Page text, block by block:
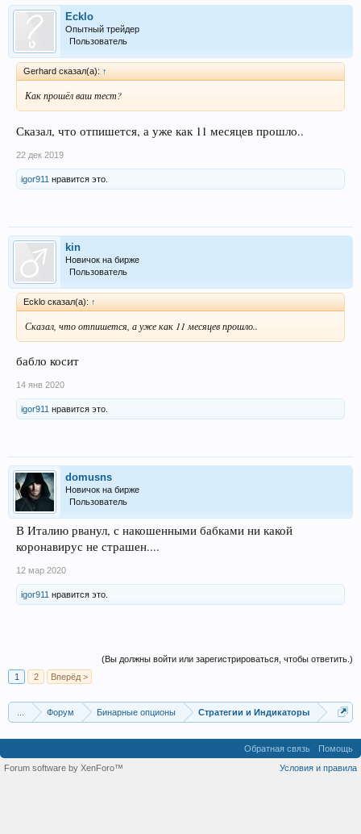
Ecklo
Опытный трейдер
Пользователь
Gerhard сказал(а): ↑
Как прошёл ваш тест?
Сказал, что отпишется, а уже как 11 месяцев прошло..
22 дек 2019
igor911 нравится это.
kin
Новичок на бирже
Пользователь
Ecklo сказал(а): ↑
Сказал, что отпишется, а уже как 11 месяцев прошло..
бабло косит
14 янв 2020
igor911 нравится это.
domusns
Новичок на бирже
Пользователь
В Италию рванул, с накошенными бабками ни какой
коронавирус не страшен....
12 мар 2020
igor911 нравится это.
(Вы должны войти или зарегистрироваться, чтобы ответить.)
1
2 Вперёд >
... Форум Бинарные опционы Стратегии и Индикаторы
Обратная связь
Помощь
Условия и правила
Forum software by XenForo™